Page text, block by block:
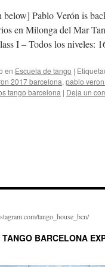
below] Pablo Verón is
en Milonga del
I – Todos los niveles:
en Escuela de tango |
2017 barcelona, pablo
tango barcelona | Deja un
tango_house_bcn/
BARCELONA